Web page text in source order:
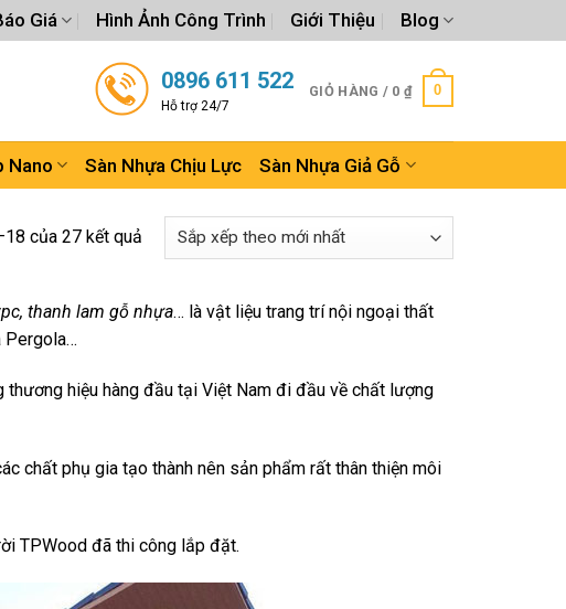
Giá Hình Ảnh Công Trình Giới Thiệu Blog
0896 611 522
Hỗ trợ 24/7
GIỎ HÀNG / 0 ₫ 0
Nano Sàn Nhựa Chịu Lực Sàn Nhựa Giả Gỗ
của 27 kết quả
thanh lam gỗ nhựa… là vật liệu trang trí nội ngoại thất
Pergola…
hiệu hàng đầu tại Việt Nam đi đầu về chất lượng
chất phụ gia tạo thành nên sản phẩm rất thân thiện môi
TPWood đã thi công lắp đặt.